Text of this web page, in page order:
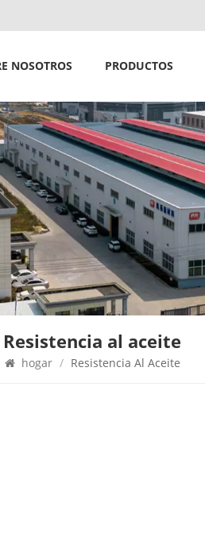
NOSOTROS PRODUCTOS
Resistencia al aceite
hogar / Resistencia Al Aceite